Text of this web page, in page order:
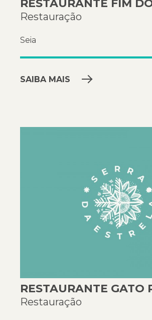
RESTAURANTE FIM
Restauração
Seia
SAIBA MAIS
RESTAURANTE GATO
Restauração